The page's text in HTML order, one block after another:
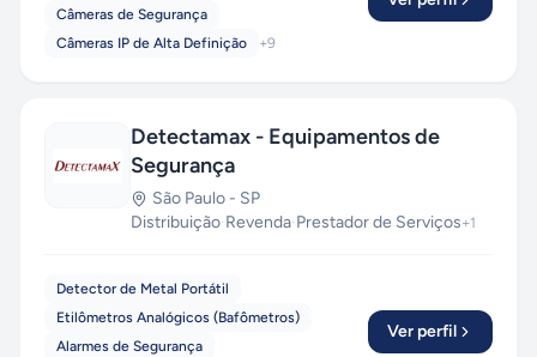
Câmeras de Segurança
Câmeras IP de Alta Definição
+9
Detectamax - Equipamentos de
Segurança
São Paulo - SP
Distribuição·Revenda·Prestador de Serviços+1
Detector de Metal Portátil
Etilômetros Analógicos (Bafômetros)
Alarmes de Segurança
Ver perfil